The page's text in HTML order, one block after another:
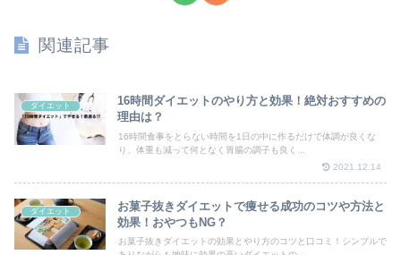
関連記事
ダイエット
16時間ダイエットのやり方と効果！絶対おすすめの
理由は？
16時間食事をとらない時間を1日の中に作るだけで体調が良くな
り、体重も減って何となく胃腸の調子も良く...
2021.12.14
ダイエット
お菓子抜きダイエットで痩せる成功のコツや方法と
効果！おやつもNG？
お菓子抜きダイエットの効果とやり方のコツと口コミ！シンプルで